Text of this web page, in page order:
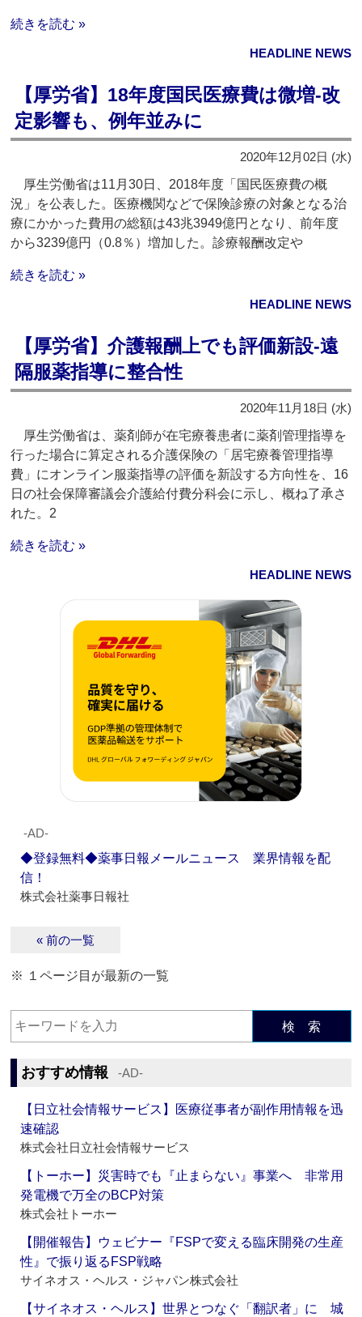
続きを読む »
HEADLINE NEWS
【厚労省】18年度国民医療費は微増‐改
定影響も、例年並みに
2020年12月02日 (水)
厚生労働省は11月30日、2018年度「国民医療費の概
況」を公表した。医療機関などで保険診療の対象となる治
療にかかった費用の総額は43兆3949億円となり、前年度
から3239億円（0.8％）増加した。診療報酬改定や
続きを読む »
HEADLINE NEWS
【厚労省】介護報酬上でも評価新設‐遠
隔服薬指導に整合性
2020年11月18日 (水)
厚生労働省は、薬剤師が在宅療養患者に薬剤管理指導を
行った場合に算定される介護保険の「居宅療養管理指導
費」にオンライン服薬指導の評価を新設する方向性を、16
日の社会保障審議会介護給付費分科会に示し、概ね了承さ
れた。2
続きを読む »
HEADLINE NEWS
‐AD‐
◆登録無料◆薬事日報メールニュース 業界情報を配
信！
株式会社薬事日報社
« 前の一覧
※ １ページ目が最新の一覧
検 索
おすすめ情報 ‐AD‐
【日立社会情報サービス】医療従事者が副作用情報を迅
速確認
株式会社日立社会情報サービス
【トーホー】災害時でも『止まらない』事業へ 非常用
発電機で万全のBCP対策
株式会社トーホー
【開催報告】ウェビナー『FSPで変える臨床開発の生産
性』で振り返るFSP戦略
サイネオス・ヘルス・ジャパン株式会社
【サイネオス・ヘルス】世界とつなぐ「翻訳者」に 城